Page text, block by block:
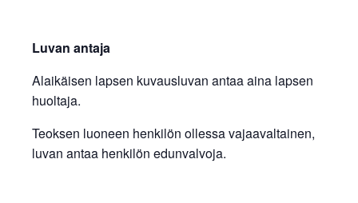
Luvan antaja
Alaikäisen lapsen kuvausluvan antaa aina lapsen
huoltaja.
Teoksen luoneen henkilön ollessa vajaavaltainen,
luvan antaa henkilön edunvalvoja.